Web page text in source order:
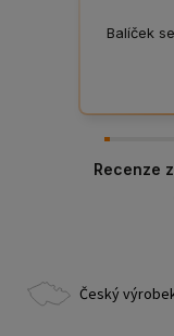
Balíček
Recenze
Český